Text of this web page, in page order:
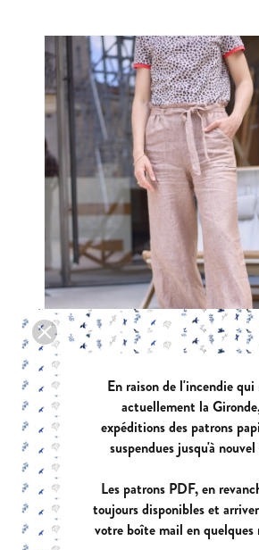
PDF:
12,90 € | POCHETTE:
En raison de l'incendie qui
actuellement la
expéditions des patrons
suspendues jusqu'à
Les patrons PDF, en
toujours disponibles et
votre boîte mail en quelques